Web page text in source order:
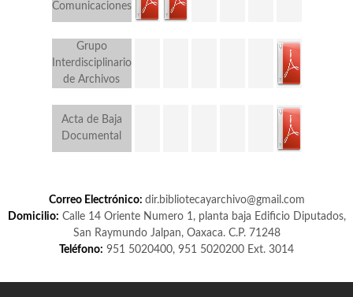
Comunicaciones
Grupo
Interdisciplinario
de Archivos
Acta de Baja
Documental
Correo Electrónico: dir.bibliotecayarchivo@gmail.com
Domicilio: Calle 14 Oriente Numero 1, planta baja Edificio Diputados,
San Raymundo Jalpan, Oaxaca. C.P. 71248
Teléfono: 951 5020400, 951 5020200 Ext. 3014